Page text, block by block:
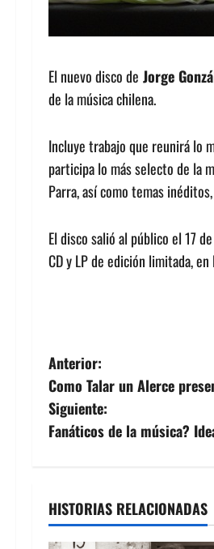
El nuevo disco de Jorge
de la música chilena.
Incluye trabajo que reunirá lo
participa lo más selecto de la
Parra, así como temas
El disco salió al público el 17
CD y LP de edición limitada,
N
a
v
g
a
Anterior:
Como Talar un Alerce
Siguiente:
Fanáticos de la música?
HISTORIAS RELACIONADAS